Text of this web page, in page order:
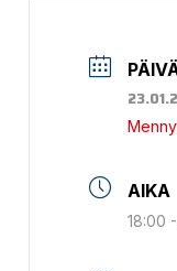
AIKA
18:00